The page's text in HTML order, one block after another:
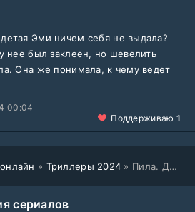
Эми ничем себя не выдала?
нее был заклеен, но шевелить
Она же понимала, к чему ведет
00:04
Поддерживаю 1
» Триллеры 2024 » Пила. Джокер (2024)
сериалов